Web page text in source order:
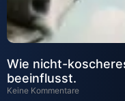
Wie nicht-
beeinflusst.
Keine Kommentare